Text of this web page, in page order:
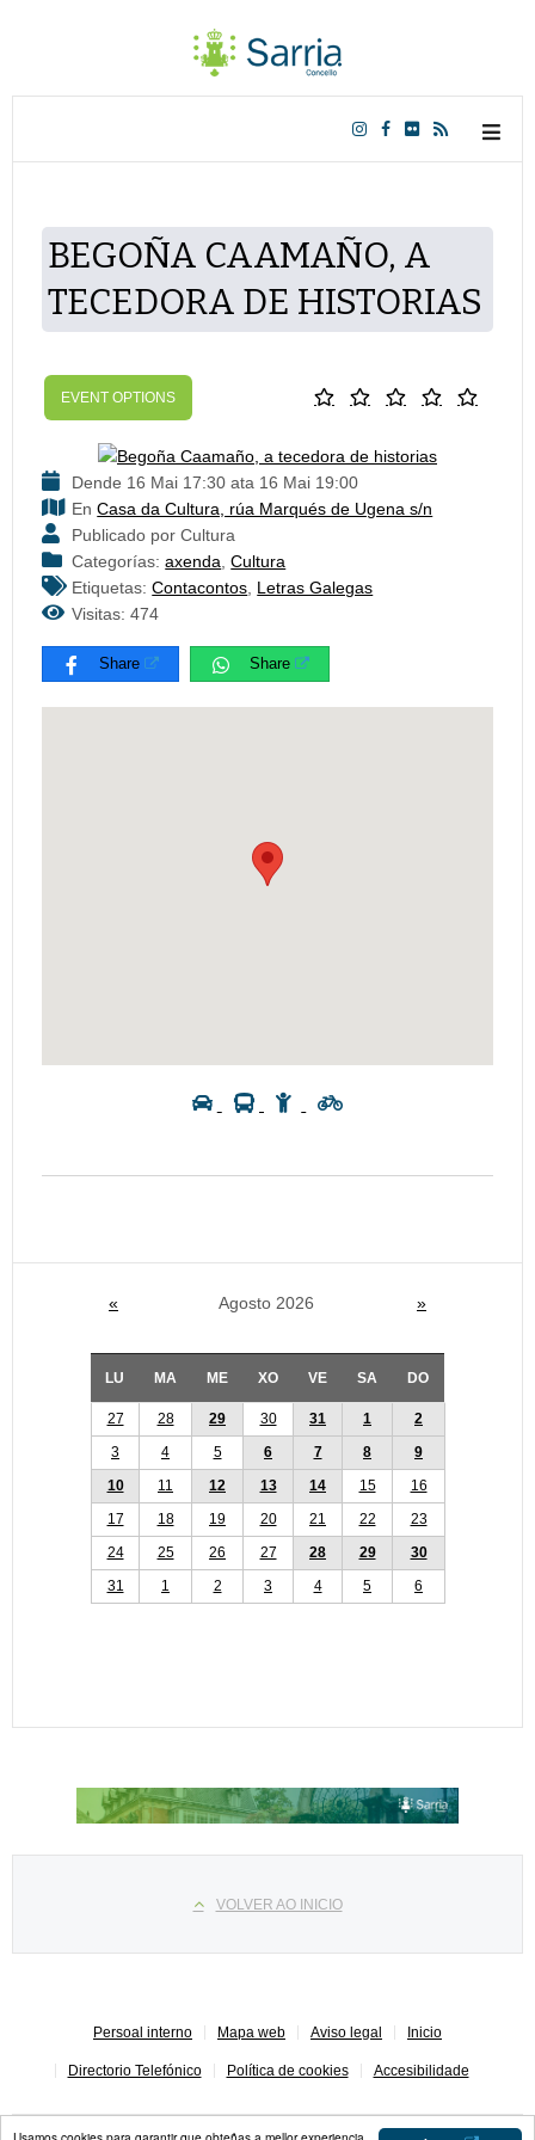
BEGOÑA CAAMAÑO, A
TECEDORA DE HISTORIAS
EVENT OPTIONS
Dende 16 Mai 17:30 ata 16 Mai 19:00
EnCasa da Cultura, rúa Marqués de Ugena s/n
Publicado por Cultura
Categorías:axenda,Cultura
Etiquetas:Contacontos, Letras Galegas
Visitas: 474
Share Share
« Agosto 2026 »
LU MA ME XO VE SA DO
27 28 29 30 31 1
2
3
4 5 6 7 8
9
10
11 12 13 14 15
16
17
18 19 20 21 22
23
24
25 26 27 28 29
30
31
1 2 3 4 5 6
VOLVER AO INICIO
Persoal interno Mapa web Aviso legal Inicio
Directorio Telefónico Política de cookies Accesibilidade